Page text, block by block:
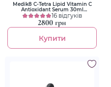
Medik8 C-Tetra Lipid Vitamin C
Antioxidant Serum 30ml
Антиоксидантна сироватка з
ліпідним вітаміном С
16 відгуків
2800 грн
Купити